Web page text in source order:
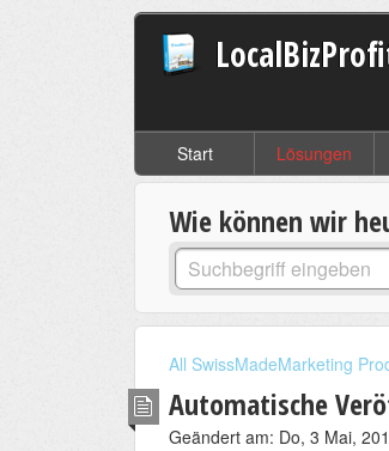
Start Lösungen
Wie können wir
All SwissMadeMarketing
Automatische
Geändert am: Do, 3 Mai,